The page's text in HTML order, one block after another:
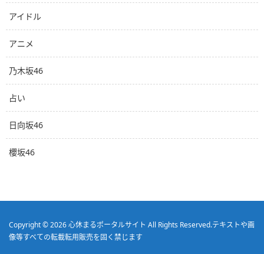
アイドル
アニメ
乃木坂46
占い
日向坂46
櫻坂46
Copyright © 2026心休まるポータルサイト All Rights Reserved.テキストや画
像等すべての転載転用販売を固く禁じます